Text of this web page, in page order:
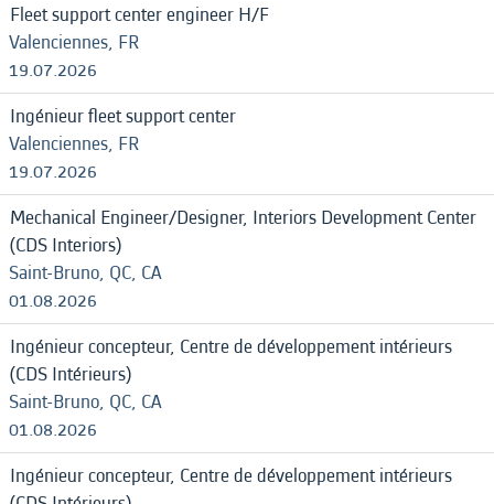
Fleet support center engineer H/F
Valenciennes, FR
19.07.2026
Ingénieur fleet support center
Valenciennes, FR
19.07.2026
Mechanical Engineer/Designer, Interiors Development Center
(CDS Interiors)
Saint-Bruno, QC, CA
01.08.2026
Ingénieur concepteur, Centre de développement intérieurs
(CDS Intérieurs)
Saint-Bruno, QC, CA
01.08.2026
Ingénieur concepteur, Centre de développement intérieurs